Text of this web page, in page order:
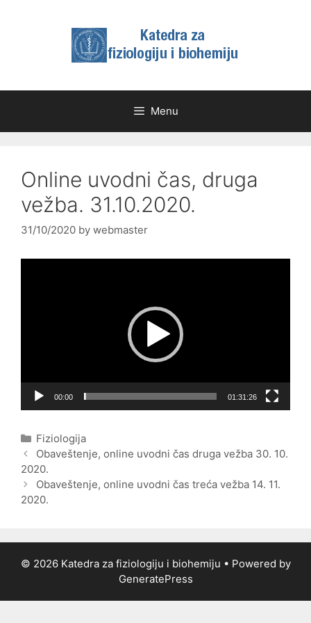
Menu
Online uvodni čas, druga
vežba. 31.10.2020.
31/10/2020 by webmaster
00:00 01:31:26
Categories
Fiziologija
Post
navigation
Obaveštenje, online uvodni čas druga vežba 30. 10.
2020.
Obaveštenje, online uvodni čas treća vežba 14. 11.
2020.
© 2026 Katedra za fiziologiju i biohemiju • Powered by
GeneratePress